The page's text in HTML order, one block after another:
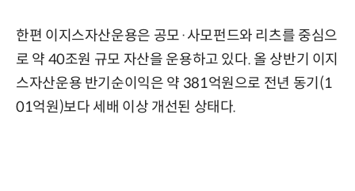
한편 이지스자산운용은 공모·사모펀드와 리츠를 중심으
로 약 40조원 규모 자산을 운용하고 있다. 올 상반기 이지
스자산운용 반기순이익은 약 381억원으로 전년 동기(1
01억원)보다 세배 이상 개선된 상태다.